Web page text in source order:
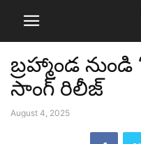
బ్రహ్మాండ
సాంగ్ రిలీజ్
August 4, 2025